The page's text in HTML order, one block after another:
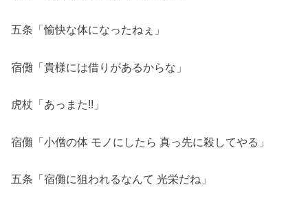
五条「愉快な体になったねぇ」
宿儺「貴様には借りがあるからな」
虎杖「あっまた!!」
宿儺「小僧の体 モノにしたら 真っ先に殺してやる」
五条「宿儺に狙われるなんて 光栄だね」